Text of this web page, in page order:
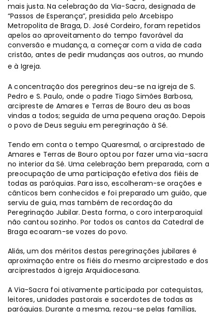
mais justa. Na celebração da Via-Sacra, designada de
“Passos de Esperança”, presidida pelo Arcebispo
Metropolita de Braga, D. José Cordeiro, foram repetidos
apelos ao aproveitamento do tempo favorável da
conversão e mudança, a começar com a vida de cada
cristão, antes de pedir mudanças aos outros, ao mundo
e à Igreja.
A concentração dos peregrinos deu-se na igreja de S.
Pedro e S. Paulo, onde o padre Tiago Simões Barbosa,
arcipreste de Amares e Terras de Bouro deu as boas
vindas a todos; seguida de uma pequena oração. Depois
o povo de Deus seguiu em peregrinação à Sé.
Tendo em conta o tempo Quaresmal, o arciprestado de
Amares e Terras de Bouro optou por fazer uma via-sacra
no interior da Sé. Uma celebração bem preparada, com a
preocupação de uma participação efetiva dos fiéis de
todas as paróquias. Para isso, escolheram-se orações e
cânticos bem conhecidos e foi preparado um guião, que
serviu de guia, mas também de recordação da
Peregrinação Jubilar. Desta forma, o coro interparoquial
não cantou sozinho. Por todos os cantos da Catedral de
Braga ecoaram-se vozes do povo.
Aliás, um dos méritos destas peregrinações jubilares é
aproximação entre os fiéis do mesmo arciprestado e dos
arciprestados à igreja Arquidiocesana.
A Via-Sacra foi ativamente participada por catequistas,
leitores, unidades pastorais e sacerdotes de todas as
paróquias. Durante a mesma, rezou-se pelas famílias,